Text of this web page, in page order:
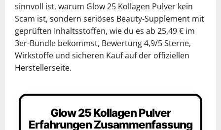
sinnvoll ist, warum Glow 25 Kollagen Pulver kein
Scam ist, sondern seriöses Beauty-Supplement mit
geprüften Inhaltsstoffen, wie du es ab 25,49 € im
3er-Bundle bekommst, Bewertung 4,9/5 Sterne,
Wirkstoffe und sicheren Kauf auf der offiziellen
Herstellerseite.
Glow 25 Kollagen Pulver
Erfahrungen Zusammenfassung